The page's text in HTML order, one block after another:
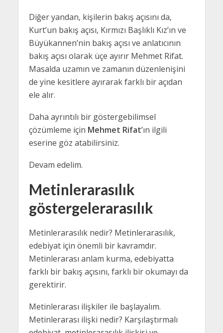
Diğer yandan, kişilerin bakış açısını da,
Kurt’un bakış açısı, Kırmızı Başlıklı Kız’ın ve
Büyükannen’nin bakış açısı ve anlatıcının
bakış açısı olarak üçe ayırır Mehmet Rifat.
Masalda uzamın ve zamanın düzenlenişini
de yine kesitlere ayırarak farklı bir açıdan
ele alır.
Daha ayrıntılı bir göstergebilimsel
çözümleme için Mehmet Rifat’ın ilgili
eserine göz atabilirsiniz.
Devam edelim.
Metinlerarasılık
göstergelerarasılık
Metinlerarasılık nedir? Metinlerarasılık,
edebiyat için önemli bir kavramdır.
Metinlerarası anlam kurma, edebiyatta
farklı bir bakış açısını, farklı bir okumayı da
gerektirir.
Metinlerarası ilişkiler ile başlayalım.
Metinlerarası ilişki nedir? Karşılaştırmalı